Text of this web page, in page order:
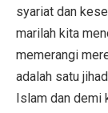
syariat dan
marilah kita
memerangi
adalah satu
Islam dan demi